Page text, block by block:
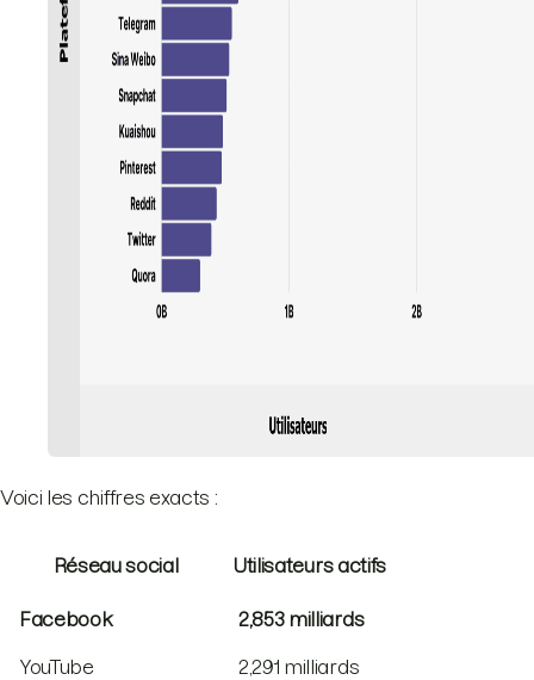
Voici les chiffres exacts :
Réseau social Utilisateurs actifs
Facebook 2,853 milliards
YouTube 2,291 milliards